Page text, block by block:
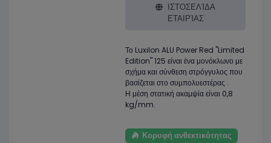
ΙΣΤΟΣΕΛΊΔΑ
ΕΤΑΙΡΊΑΣ
Το Luxilon ALU Power Red "Limited
Edition" 125 είναι ένα μονόκλωνο με
σχήμα και σύνθεση στρόγγυλος που
βασίζεται στο συμπολυεστέρας .
Η μέση στατική ακαμψία είναι 0,8
kg/mm.
Κορυφή ανθεκτικότητας